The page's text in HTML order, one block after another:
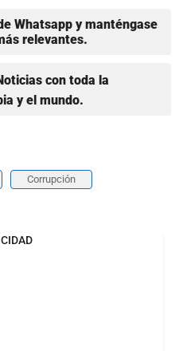
Whatsapp y manténgase
relevantes.
con toda la
y el mundo.
Corrupción